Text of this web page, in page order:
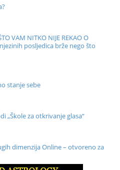
VAM NITKO NIJE REKAO O
posljedica brže nego što
stanje sebe
„Škole za otkrivanje glasa“
dimenzija Online – otvoreno za